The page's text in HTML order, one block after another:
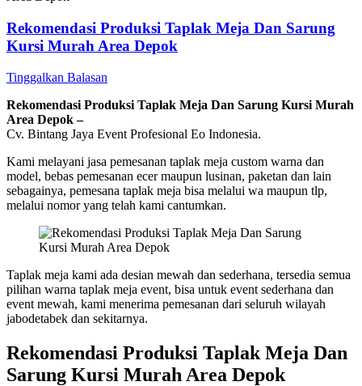
Rekomendasi Produksi Taplak Meja Dan Sarung
Kursi Murah Area Depok
Tinggalkan Balasan
Rekomendasi Produksi Taplak Meja Dan Sarung Kursi Murah
Area Depok –
Cv. Bintang Jaya Event Profesional Eo Indonesia.
Kami melayani jasa pemesanan taplak meja custom warna dan
model, bebas pemesanan ecer maupun lusinan, paketan dan lain
sebagainya, pemesana taplak meja bisa melalui wa maupun tlp,
melalui nomor yang telah kami cantumkan.
Taplak meja kami ada desian mewah dan sederhana, tersedia semua
pilihan warna taplak meja event, bisa untuk event sederhana dan
event mewah, kami menerima pemesanan dari seluruh wilayah
jabodetabek dan sekitarnya.
Rekomendasi Produksi Taplak Meja Dan
Sarung Kursi Murah Area Depok